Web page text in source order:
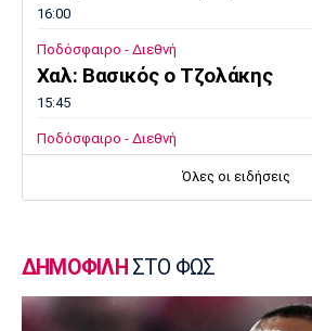
16:00
Ποδόσφαιρο - Διεθνή
Χαλ: Βασικός ο Τζολάκης
15:45
Ποδόσφαιρο - Διεθνή
Κι επίσημα στην Άρσεναλ ο
Παίκτης της ΑΕΛ ο Ρισβάνης
15:15
Όλες οι ειδήσεις
ΔΗΜΟΦΙΛΗ ΣΤΟ ΦΩΣ